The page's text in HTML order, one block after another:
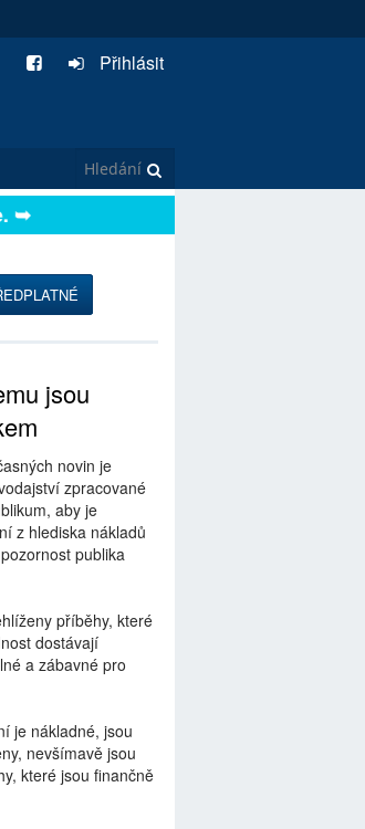
Přihlásit
jsou
novin je
zpracované
aby je
z hlediska nákladů
publika
příběhy, které
dostávají
a zábavné pro
je nákladné, jsou
nevšímavě jsou
které jsou finančně